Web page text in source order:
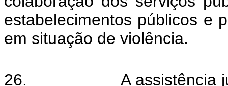
estabelecimentos públicos e
em situação de violência.
26.
A assistência